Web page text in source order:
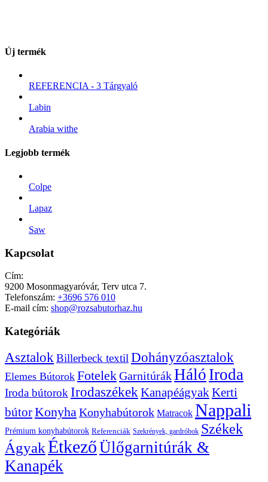
Új termék
REFERENCIA - 3 Tárgyaló
Labin
Arabia withe
Legjobb termék
Colpe
Lapaz
Saw
Kapcsolat
Cím:
9200 Mosonmagyaróvár, Terv utca 7.
Telefonszám: +3696 576 010
E-mail cím: shop@rozsabutorhaz.hu
Kategóriák
Asztalok Billerbeck textil Dohányzóasztalok
Elemes Bútorok FotelekGarnitúrákHáló Iroda
Iroda bútorok Irodaszékek Kanapéágyak Kerti
bútorKonyha Konyhabútorok Matracok Nappali
Prémium konyhabútorok Referenciák Szekrények, gardróbok Székek
ÁgyakÉtkezőÜlőgarnitúrák &
Kanapék